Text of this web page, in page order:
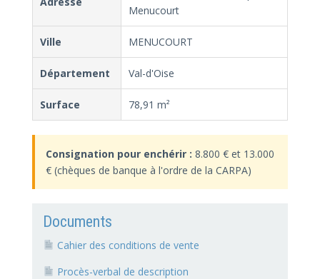
Menucourt
Ville MENUCOURT
Département Val-d'Oise
Surface 78,91 m²
Consignation pour enchérir : 8.800 € et 13.000
€ (chèques de banque à l'ordre de la CARPA)
Documents
Cahier des conditions de vente
Procès-verbal de description